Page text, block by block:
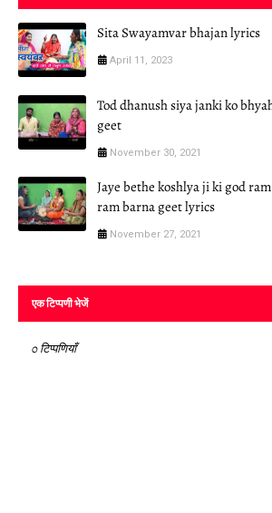
Sita Swayamvar bhajan lyrics
April 11, 2023
Tod dhanush siya janki ko
geet
November 30, 2021
Jaye bethe koshlya ji ki god
ram barna geet lyrics
November 27, 2021
एक टिप्पणी भेजें
0 टिप्पणियाँ